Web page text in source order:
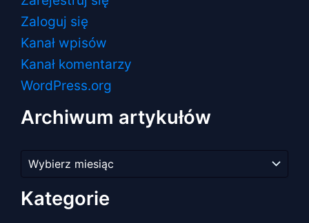
Zaloguj się
Kanał wpisów
Kanał komentarzy
WordPress.org
Archiwum artykułów
artykułów
Kategorie